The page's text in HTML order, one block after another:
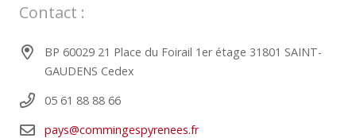
Contact :
BP 60029 21 Place du Foirail 1er étage 31801 SAINT-
GAUDENS Cedex
05 61 88 88 66
pays@commingespyrenees.fr